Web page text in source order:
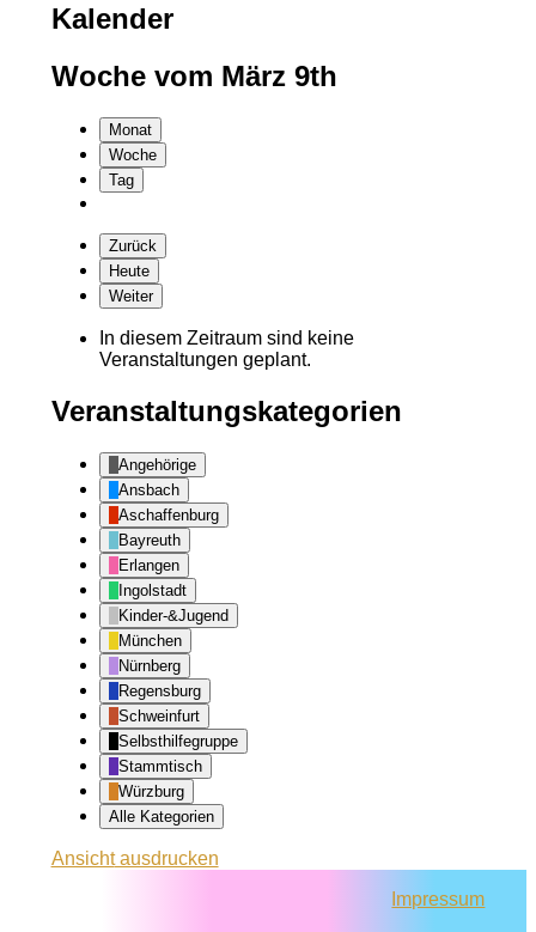
Kalender
Woche vom März 9th
Monat
Woche
Tag
Zurück
Heute
Weiter
In diesem Zeitraum sind keine
Veranstaltungen geplant.
Veranstaltungskategorien
Angehörige
Ansbach
Aschaffenburg
Bayreuth
Erlangen
Ingolstadt
Kinder-&Jugend
München
Nürnberg
Regensburg
Schweinfurt
Selbsthilfegruppe
Stammtisch
Würzburg
Alle Kategorien
Ansichtausdrucken
Impressum